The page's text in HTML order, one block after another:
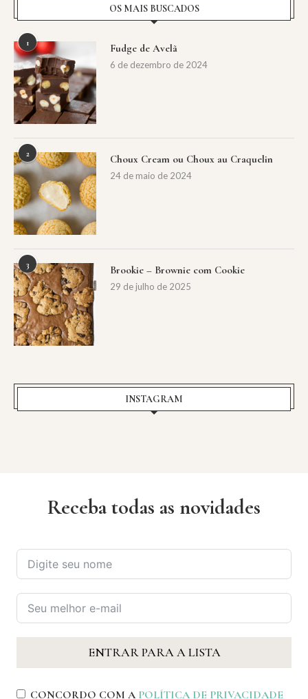
OS MAIS BUSCADOS
1 Fudge de Avelã
6 de dezembro de 2024
2 Choux Cream ou Choux au Craquelin
24 de maio de 2024
3 Brookie – Brownie com Cookie
29 de julho de 2025
INSTAGRAM
Receba todas as novidades
ENTRAR PARA A LISTA
CONCORDO COM A POLÍTICA DE PRIVACIDADE